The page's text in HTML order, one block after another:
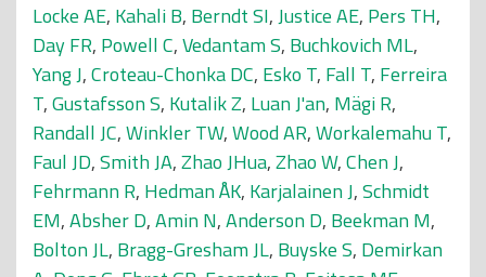
Locke AE, Kahali B, Berndt SI,Justice AE, Pers TH,
Day FR, Powell C,Vedantam S, Buchkovich ML,
Yang J,Croteau-Chonka DC, Esko T, Fall T, Ferreira
T,Gustafsson S, Kutalik Z, Luan J'an, Mägi R,
Randall JC,Winkler TW,Wood AR,Workalemahu T,
Faul JD,Smith JA,Zhao JHua,Zhao W,Chen J,
Fehrmann R, Hedman ÅK, Karjalainen J,Schmidt
EM,Absher D,Amin N,Anderson D, Beekman M,
Bolton JL, Bragg-Gresham JL, Buyske S, Demirkan